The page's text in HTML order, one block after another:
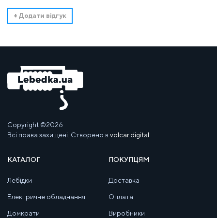
+ Додати відгук
Copyright ©2026
Всі права захищені. Створено в volcar.digital
КАТАЛОГ
Лебідки
Електричне обладнання
Домкрати
ПОКУПЦЯМ
Доставка
Оплата
Виробники